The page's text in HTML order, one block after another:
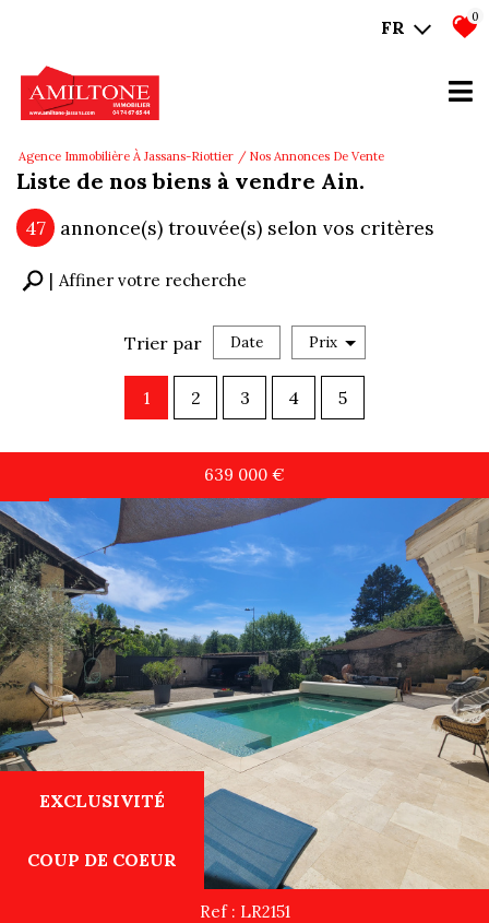
FR
0
Agence Immobilière À Jassans-Riottier Nos Annonces De Vente
Liste de nos biens à vendre Ain.
47 annonce(s) trouvée(s) selon vos critères
Affiner votre recherche
25KM
Recherche
+ de critères +
Trier par Date Prix
1 2 3 4 5
EXCLUSIVITÉ
COUP DE COEUR
639 000 €
Ref : LR2151